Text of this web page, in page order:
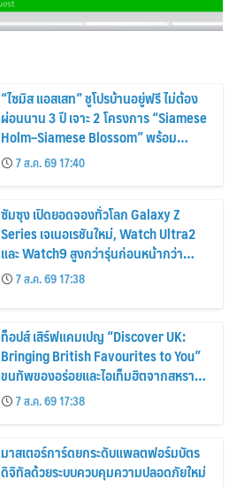
“ไซมิส แอสเสท” ชูโปรบ้านอยู่ฟรี ไม่ต้อง
ผ่อนนาน 3 ปี เจาะ 2 โครงการ “Siamese
Holm–Siamese Blossom” พร้อม
ส่วนลดและสิทธิพิเศษถึง 31 สิงหาคม
2569
7 ส.ค. 69 17:40
ซัมซุง เปิดยอดจองทั่วโลก Galaxy Z
Series เจเนอเรชันใหม่, Watch Ultra2
และ Watch9 สูงกว่ารุ่นก่อนหน้ากว่า
30%7 ส.ค. 69 17:38
ท็อปส์ เสิร์ฟแคมเปญ “Discover UK:
Bringing British Favourites to You”
ขนทัพของอร่อยและไอเท็มฮิตจากสหราช
อาณาจักร ส่งตรงถึงมือตั้งแต่วันนี้ – 18
สิงหาคมนี้
7 ส.ค. 69 17:38
มาสเตอร์การ์ดยกระดับแพลตฟอร์มบัตร
ดิจิทัลด้วยระบบควบคุมความปลอดภัยใหม่